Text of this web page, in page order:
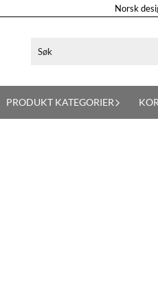
Norsk
PRODUKT KATEGORIER